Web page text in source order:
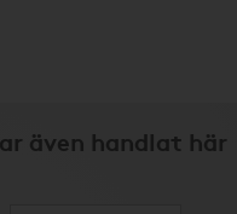
även handlat här